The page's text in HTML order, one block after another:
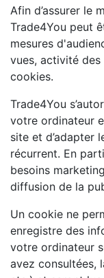
Afin d’assurer le
Trade4You peut
mesures
vues, activité
cookies.
Trade4You
votre ordinateur
site et d’adapter
récurrent. En
besoins
diffusion de la
Un cookie ne
enregistre des
votre ordinateur
avez consultées,